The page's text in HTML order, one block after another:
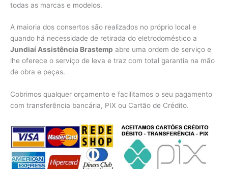
todas as marcas e modelos.
A maioria dos consertos são realizados no próprio local e
quando há necessidade de retirada do eletrodoméstico a
Jundiaí Assistência Brastemp abre uma ordem de serviço e
lhe oferece o serviço de leva e traz com total garantia na mão
de obra e peças.
Cobrimos qualquer orçamento e facilitamos o seu pagamento
com transferência bancária, PIX ou Cartão de Crédito.